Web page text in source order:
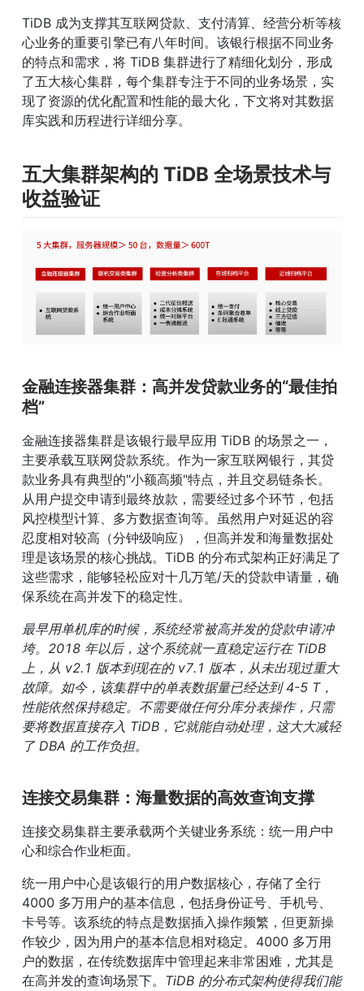
TiDB 成为支撑其互联网贷款、支付清算、经营分析等核
心业务的重要引擎已有八年时间。该银行根据不同业务
的特点和需求，将 TiDB 集群进行了精细化划分，形成
了五大核心集群，每个集群专注于不同的业务场景，实
现了资源的优化配置和性能的最大化，下文将对其数据
库实践和历程进行详细分享。
五大集群架构的 TiDB 全场景技术与
收益验证
金融连接器集群：高并发贷款业务的“最佳拍
档”
金融连接器集群是该银行最早应用 TiDB 的场景之一，
主要承载互联网贷款系统。作为一家互联网银行，其贷
款业务具有典型的"小额高频"特点，并且交易链条长。
从用户提交申请到最终放款，需要经过多个环节，包括
风控模型计算、多方数据查询等。虽然用户对延迟的容
忍度相对较高（分钟级响应），但高并发和海量数据处
理是该场景的核心挑战。TiDB 的分布式架构正好满足了
这些需求，能够轻松应对十几万笔/天的贷款申请量，确
保系统在高并发下的稳定性。
最早用单机库的时候，系统经常被高并发的贷款申请冲
垮。2018 年以后，这个系统就一直稳定运行在 TiDB
上，从 v2.1 版本到现在的 v7.1 版本，从未出现过重大
故障。如今，该集群中的单表数据量已经达到 4-5 T，
性能依然保持稳定。不需要做任何分库分表操作，只需
要将数据直接存入 TiDB，它就能自动处理，这大大减轻
了 DBA 的工作负担。
连接交易集群：海量数据的高效查询支撑
连接交易集群主要承载两个关键业务系统：统一用户中
心和综合作业柜面。
统一用户中心是该银行的用户数据核心，存储了全行
4000 多万用户的基本信息，包括身份证号、手机号、
卡号等。该系统的特点是数据插入操作频繁，但更新操
作较少，因为用户的基本信息相对稳定。4000 多万用
户的数据，在传统数据库中管理起来非常困难，尤其是
在高并发的查询场景下。 TiDB 的分布式架构使得我们能